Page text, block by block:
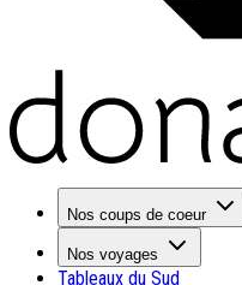
Nos coups de coeur
Nos voyages
Tableaux du Sud